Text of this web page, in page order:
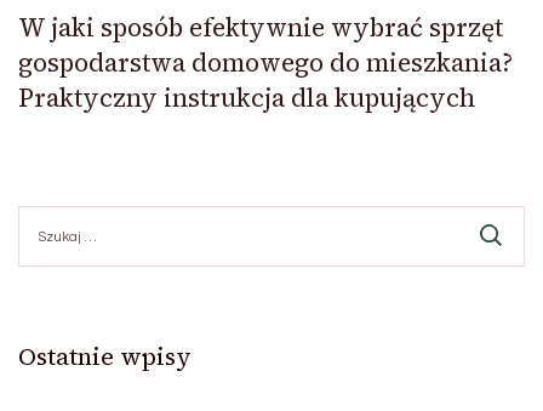
W jaki sposób efektywnie wybrać sprzęt
gospodarstwa domowego do mieszkania?
Praktyczny instrukcja dla kupujących
Ostatnie wpisy